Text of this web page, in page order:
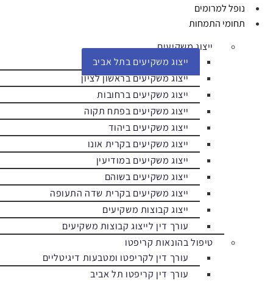
נופל למרומים
תחומי התמחות
ייצוג משקיעים
ייצוג משקיעים בתל אביב
ייצוג משקיעים בראשון לציון
ייצוג משקיעים ברחובות
ייצוג משקיעים בפתח תקוה
ייצוג משקיעים ביהוד
ייצוג משקיעים בקרית אונו
ייצוג משקיעים במודיעין
ייצוג משקיעים בשוהם
ייצוג משקיעים בקרית שדה התעופה
ייצוג קבוצות משקיעים
עורך דין לייצוג קבוצות משקיעים
טיפול בהונאות קריפטו
עורך דין לקריפטו ומטבעות דיגיטליים
עורך דין קריפטו תל אביב